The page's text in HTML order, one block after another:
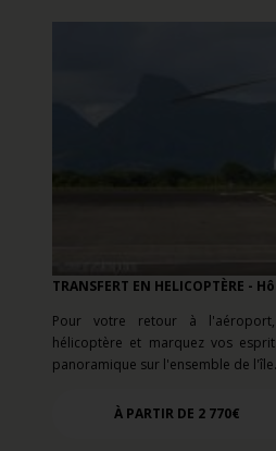
TRANSFERT EN HELICOPTÈRE -
Pour votre retour à
hélicoptère et marquez vos
panoramique sur l'ensemble de l'île.
À PARTIR DE 2 770€